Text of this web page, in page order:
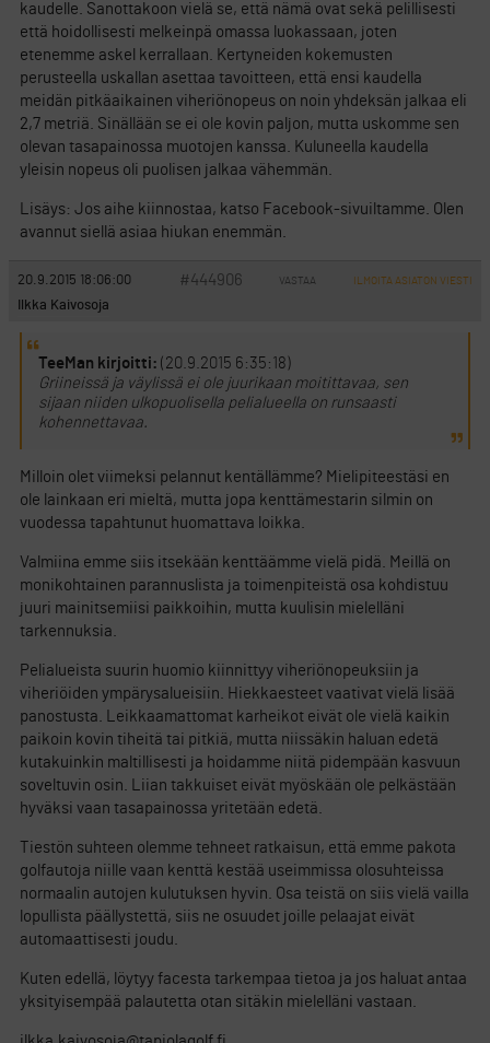
kaudelle. Sanottakoon vielä se, että nämä ovat sekä pelillisesti
että hoidollisesti melkeinpä omassa luokassaan, joten
etenemme askel kerrallaan. Kertyneiden kokemusten
perusteella uskallan asettaa tavoitteen, että ensi kaudella
meidän pitkäaikainen viheriönopeus on noin yhdeksän jalkaa eli
2,7 metriä. Sinällään se ei ole kovin paljon, mutta uskomme sen
olevan tasapainossa muotojen kanssa. Kuluneella kaudella
yleisin nopeus oli puolisen jalkaa vähemmän.
Lisäys: Jos aihe kiinnostaa, katso Facebook-sivuiltamme. Olen
avannut siellä asiaa hiukan enemmän.
20.9.2015 18:06:00 #444906 VASTAA ILMOITA ASIATON VIESTI
Ilkka Kaivosoja
TeeMan kirjoitti: (20.9.2015 6:35:18)
Griineissä ja väylissä ei ole juurikaan moitittavaa, sen
sijaan niiden ulkopuolisella pelialueella on runsaasti
kohennettavaa.
Milloin olet viimeksi pelannut kentällämme? Mielipiteestäsi en
ole lainkaan eri mieltä, mutta jopa kenttämestarin silmin on
vuodessa tapahtunut huomattava loikka.
Valmiina emme siis itsekään kenttäämme vielä pidä. Meillä on
monikohtainen parannuslista ja toimenpiteistä osa kohdistuu
juuri mainitsemiisi paikkoihin, mutta kuulisin mielelläni
tarkennuksia.
Pelialueista suurin huomio kiinnittyy viheriönopeuksiin ja
viheriöiden ympärysalueisiin. Hiekkaesteet vaativat vielä lisää
panostusta. Leikkaamattomat karheikot eivät ole vielä kaikin
paikoin kovin tiheitä tai pitkiä, mutta niissäkin haluan edetä
kutakuinkin maltillisesti ja hoidamme niitä pidempään kasvuun
soveltuvin osin. Liian takkuiset eivät myöskään ole pelkästään
hyväksi vaan tasapainossa yritetään edetä.
Tiestön suhteen olemme tehneet ratkaisun, että emme pakota
golfautoja niille vaan kenttä kestää useimmissa olosuhteissa
normaalin autojen kulutuksen hyvin. Osa teistä on siis vielä vailla
lopullista päällystettä, siis ne osuudet joille pelaajat eivät
automaattisesti joudu.
Kuten edellä, löytyy facesta tarkempaa tietoa ja jos haluat antaa
yksityisempää palautetta otan sitäkin mielelläni vastaan.